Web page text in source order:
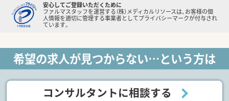
安心してご登録いただくために
ファルマスタッフを運営する（株）メディカルリソースは、お客様の個
人情報を適切に管理する事業者としてプライバシーマークが付与され
ています。
希望の求人が見つからない…という方は
コンサルタントに相談する